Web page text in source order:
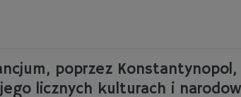
poprzez
licznych kulturach i